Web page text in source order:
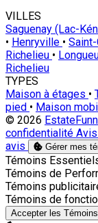
VILLES
Saguenay (Lac-
• Henryville •
Richelieu •
Richelieu
TYPES
Maison à étages •
pied • Maison
© 2026
confidentialité
avis
Gérer mes
Activer
Témoins
Activer
Témoins de
Activer
Témoins
Activer
Témoins de
Accepter les